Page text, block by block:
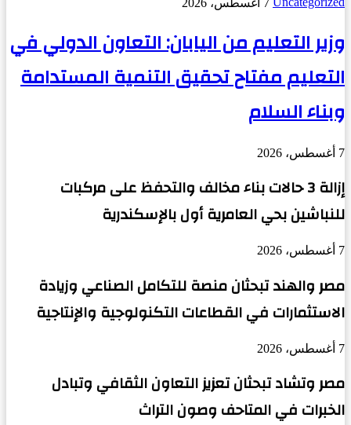
وزير التعليم من اليابان: التعاون الدولي في
التعليم مفتاح تحقيق التنمية المستدامة
وبناء السلام
7 أغسطس، 2026
إزالة 3 حالات بناء مخالف والتحفظ على مركبات
للنباشين بحي العامرية أول بالإسكندرية
7 أغسطس، 2026
مصر والهند تبحثان منصة للتكامل الصناعي وزيادة
الاستثمارات في القطاعات التكنولوجية والإنتاجية
7 أغسطس، 2026
مصر وتشاد تبحثان تعزيز التعاون الثقافي وتبادل
الخبرات في المتاحف وصون التراث